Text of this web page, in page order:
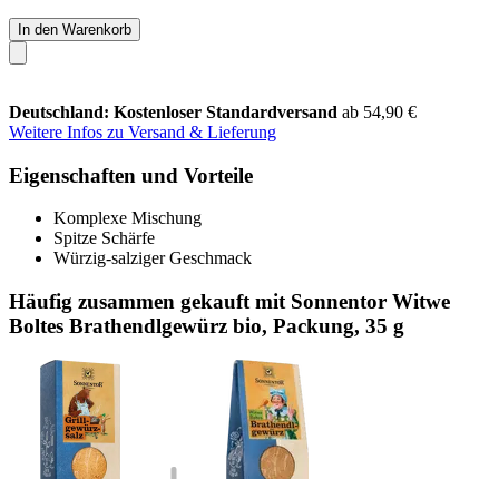
In den Warenkorb
Deutschland: Kostenloser Standardversand ab 54,90 €
Weitere Infos zu Versand & Lieferung
Eigenschaften und Vorteile
Komplexe Mischung
Spitze Schärfe
Würzig-salziger Geschmack
Häufig zusammen gekauft mit Sonnentor Witwe
Boltes Brathendlgewürz bio, Packung, 35 g